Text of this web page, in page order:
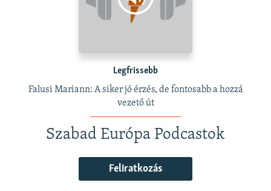
Legfrissebb
Falusi Mariann: A siker jó érzés, de fontosabb a hozzá
vezető út
Szabad Európa Podcastok
Feliratkozás